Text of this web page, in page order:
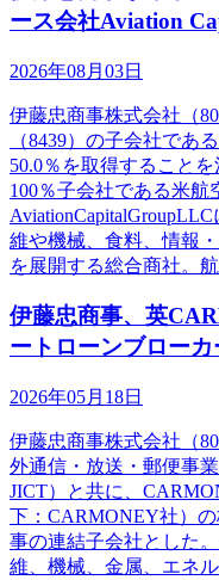
ース会社Aviation
2026年08月03日
伊藤忠商事株式会社（
（8439）の子会社であ
50.0％を取得すること
100％子会社である米航
維や機械、食料、情報
を展開する総合商社。
伊藤忠商事、英
ートローンブロー
2026年05月18日
伊藤忠商事株式会社（
外通信・放送・郵便事
JICT）と共に、
下：CARMONEY社）
事の連結子会社とした
維、機械、金属、エネ